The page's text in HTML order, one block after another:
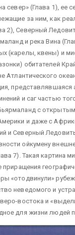
север» (Глава 1), ее
за ним, как
2), Северный
и река Вина
(карелы, квены) и
обитателей
Атлантического
представлявшаяся
и саг частью
с
и даже с
и Северный
ойкумену
7). Такая картина
приращения
«отодвинули»
неведомого и
востока и
для жизни людей